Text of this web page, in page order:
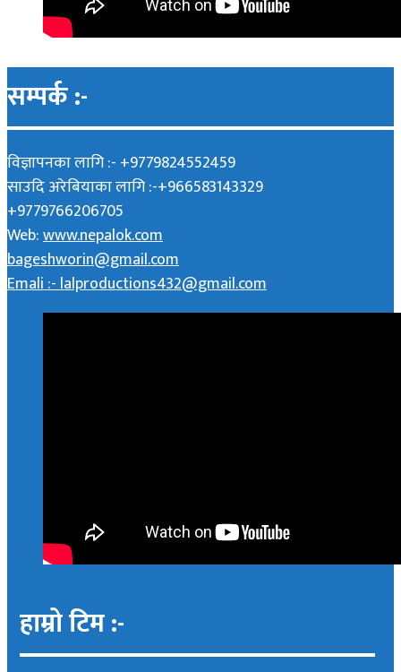
सम्पर्क :-
विज्ञापनका लागि :- +9779824552459
साउदि अरेबियाका लागि :-+966583143329
+9779766206705
Web:www.nepalok.com
bageshworin@gmail.com
Emali :- lalproductions432@gmail.com
हाम्रो टिम :-